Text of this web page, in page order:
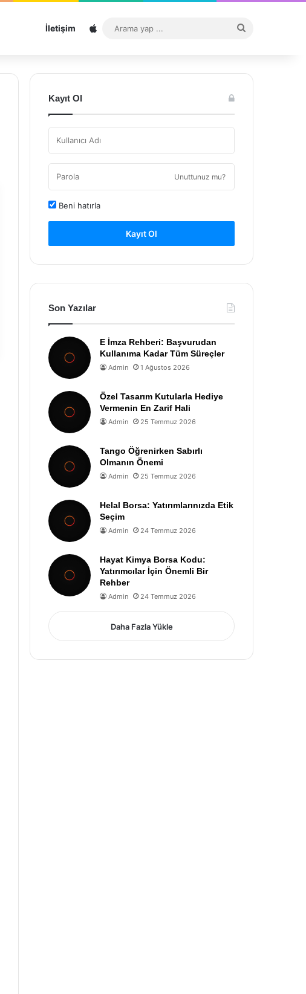
İletişim Sitemap
...
Kayıt Ol
Unuttunuz mu?
Beni hatırla
Kayıt Ol
Son Yazılar
E İmza Rehberi: Başvurudan
Kullanıma Kadar Tüm Süreçler
Admin 1 Ağustos 2026
Özel Tasarım Kutularla Hediye
Vermenin En Zarif Hali
Admin 25 Temmuz 2026
Tango Öğrenirken Sabırlı
Olmanın Önemi
Admin 25 Temmuz 2026
Helal Borsa: Yatırımlarınızda Etik
Seçim
Admin 24 Temmuz 2026
Hayat Kimya Borsa Kodu:
Yatırımcılar İçin Önemli Bir
Rehber
Admin 24 Temmuz 2026
Daha Fazla Yükle